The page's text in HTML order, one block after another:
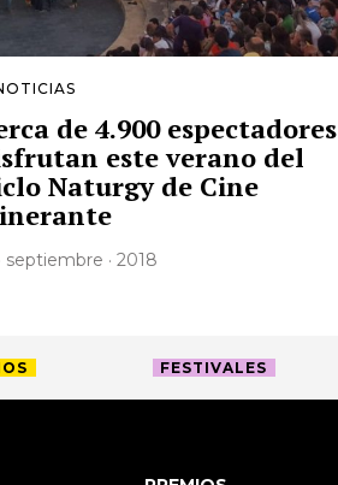
de 4.900 espectadores
este verano del
Naturgy de Cine
septiembre · 2018
FESTIVALES